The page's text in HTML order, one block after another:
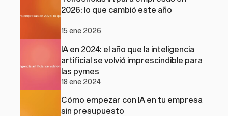
2026: lo que cambió este año
15 ene 2026
IA en 2024: el año que la inteligencia
artificial se volvió imprescindible para
las pymes
18 ene 2024
Cómo empezar con IA en tu empresa
sin presupuesto